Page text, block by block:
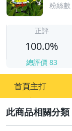
粉絲數
正評
100.0%
總評價 83
首頁主打